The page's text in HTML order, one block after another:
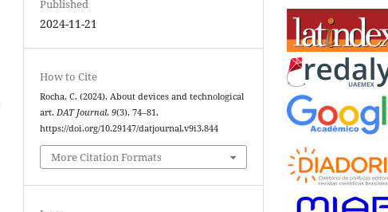
Published
2024-11-21
How to Cite
Rocha, C. (2024). About devices and technological
art.DAT Journal,9(3), 74–81.
https://doi.org/10.29147/datjournal.v9i3.844
More Citation Formats